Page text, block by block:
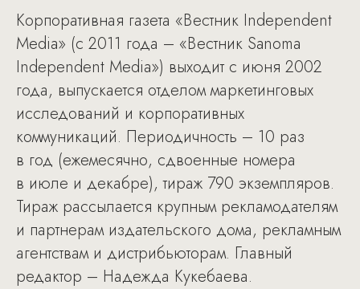
Корпоративная газета «Вестник Independent
Media» (c 2011 года – «Вестник Sanoma
Independent Media») выходит с июня 2002
года, выпускается отделом маркетинговых
исследований и корпоративных
коммуникаций. Периодичность – 10 раз
в год (ежемесячно, сдвоенные номера
в июле и декабре), тираж 790 экземпляров.
Тираж рассылается крупным рекламодателям
и партнерам издательского дома, рекламным
агентствам и дистрибьюторам. Главный
редактор – Надежда Кукебаева.